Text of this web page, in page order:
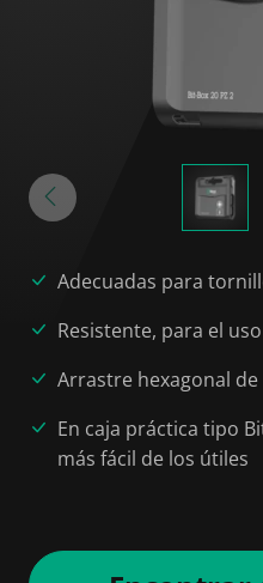
Adecuadas para
Resistente, para el
Arrastre hexagonal de
En caja práctica tipo
más fácil de los útiles